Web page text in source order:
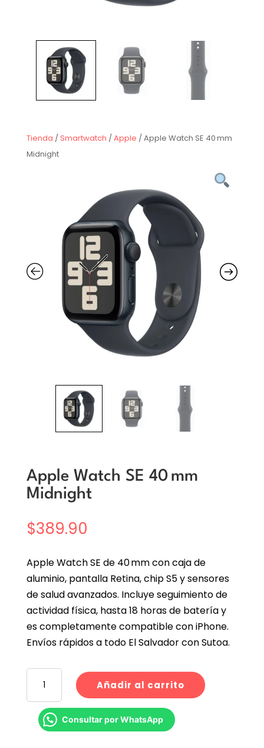
Tienda /Smartwatch /Apple / Apple Watch SE 40 mm
Midnight
Apple Watch SE 40 mm
Midnight
$389.90
Apple Watch SE de 40 mm con caja de
aluminio, pantalla Retina, chip S5 y sensores
de salud avanzados. Incluye seguimiento de
actividad física, hasta 18 horas de batería y
es completamente compatible con iPhone.
Envíos rápidos a todo El Salvador con Sutoa.
Watch
40 mm
Añadir al carrito
Consultar por WhatsApp